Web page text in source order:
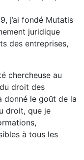
j’ai fondé Mutatis
juridique
des entreprises,
chercheuse au
droit des
donné le goût de la
droit, que je
à tous les